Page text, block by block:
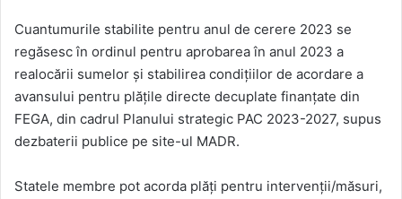
Cuantumurile stabilite pentru anul de cerere 2023 se
regăsesc în ordinul pentru aprobarea în anul 2023 a
realocării sumelor şi stabilirea condiţiilor de acordare a
avansului pentru plăţile directe decuplate finanţate din
FEGA, din cadrul Planului strategic PAC 2023-2027, supus
dezbaterii publice pe site-ul MADR.
Statele membre pot acorda plăţi pentru intervenţii/măsuri,